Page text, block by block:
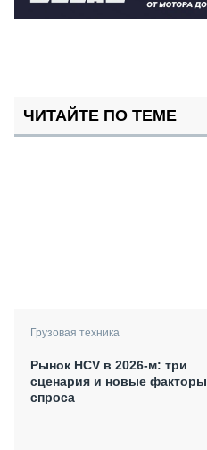
ЧИТАЙТЕ ПО ТЕМЕ
Грузовая техника
Рынок HCV в 2026-м: три
сценария и новые факторы
спроса